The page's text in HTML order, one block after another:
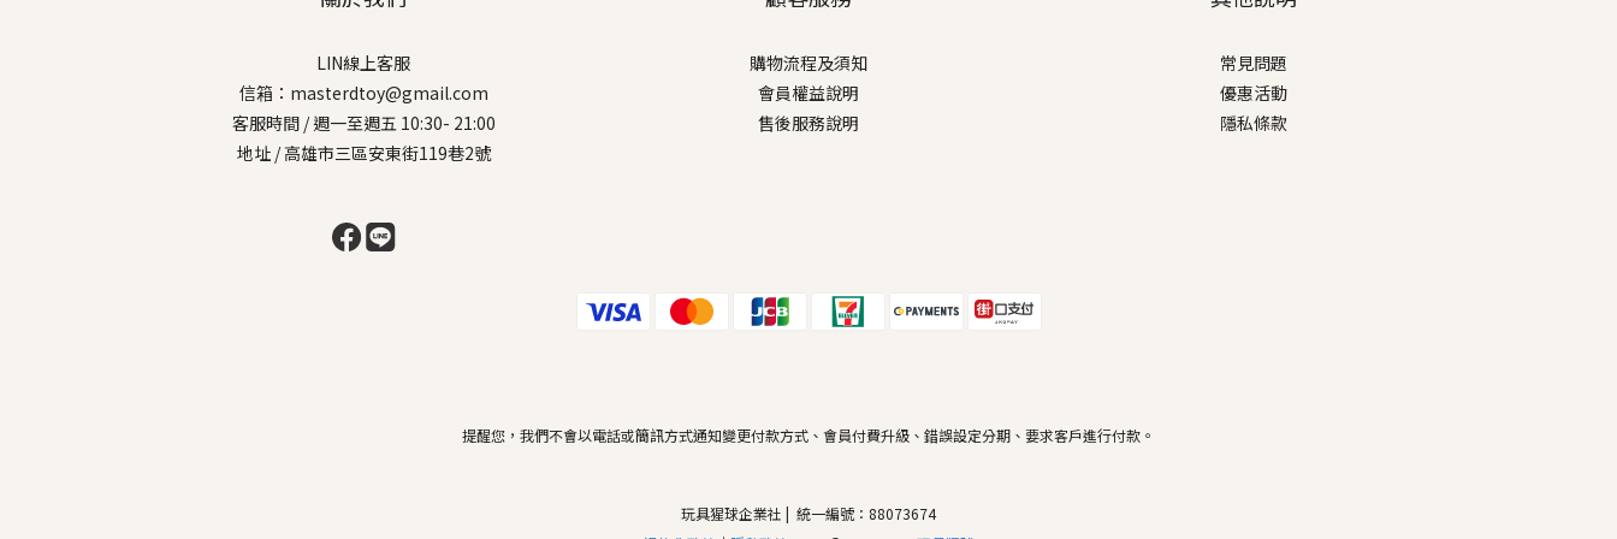
LIN線上客服
信箱：masterdtoy@gmail.com
客服時間 / 週一至週五 10:30- 21:00
地址 / 高雄市三區安東街119巷2號
購物流程及須知
會員權益說明
售後服務說明
常見問題
優惠活動
隱私條款
提醒您，我們不會以電話或簡訊方式通知變更付款方式、會員付費升級、錯誤設定分期、要求客戶進行付款。
玩具猩球企業社 | 統一編號：88073674